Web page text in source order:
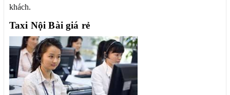
khách.
Taxi Nội Bài giá rẻ